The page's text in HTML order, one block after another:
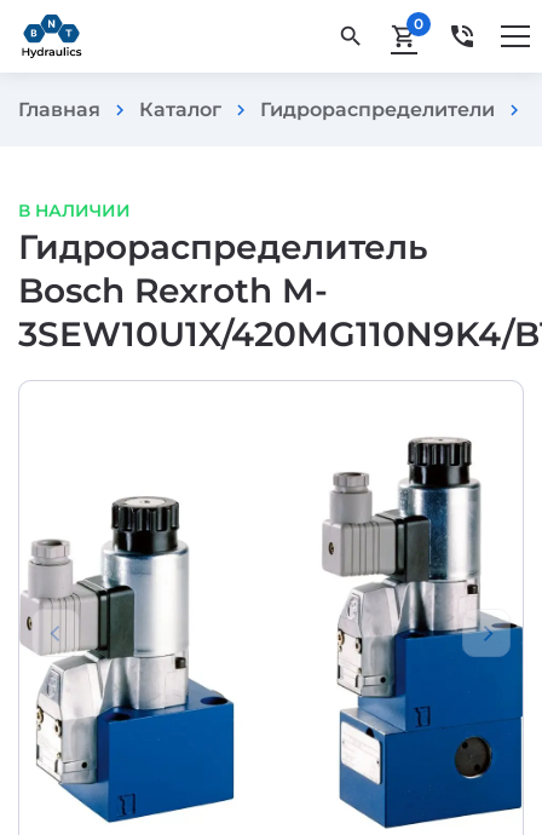
search shopping_cart0 phone_in_talk
Главная chevron_right Каталог chevron_right Гидрораспределители chevron_right
В НАЛИЧИИ
Гидрораспределитель
Bosch Rexroth M-
3SEW10U1X/420MG110N9K4/